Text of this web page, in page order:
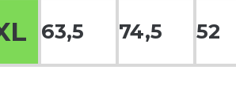
63,5 74,5 52